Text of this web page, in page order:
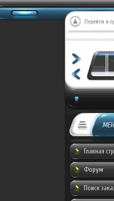
Перейти в
20TH CENTURY ST...
Главная
Форум
Поиск